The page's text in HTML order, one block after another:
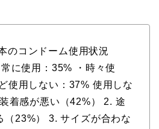
のコンドーム使用状況
に使用：35% ・時々使
使用しない：37% 使用しな
着感が悪い（42%） 2. 途
（23%） 3. サイズが合わな